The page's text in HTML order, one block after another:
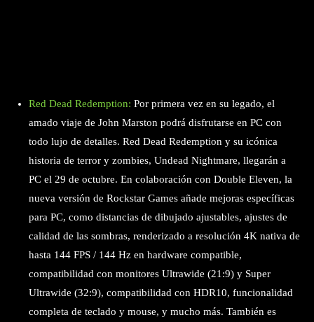
Red Dead Redemption: Por primera vez en su legado, el
amado viaje de John Marston podrá disfrutarse en PC con
todo lujo de detalles. Red Dead Redemption y su icónica
historia de terror y zombies, Undead Nightmare, llegarán a
PC el 29 de octubre. En colaboración con Double Eleven, la
nueva versión de Rockstar Games añade mejoras específicas
para PC, como distancias de dibujado ajustables, ajustes de
calidad de las sombras, renderizado a resolución 4K nativa de
hasta 144 FPS / 144 Hz en hardware compatible,
compatibilidad con monitores Ultrawide (21:9) y Super
Ultrawide (32:9), compatibilidad con HDR10, funcionalidad
completa de teclado y mouse, y mucho más. También es